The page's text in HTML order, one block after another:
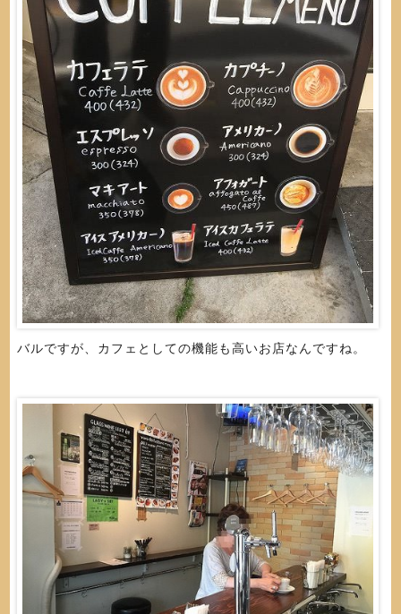
バルですが、カフェとしての機能も高いお店なんですね。